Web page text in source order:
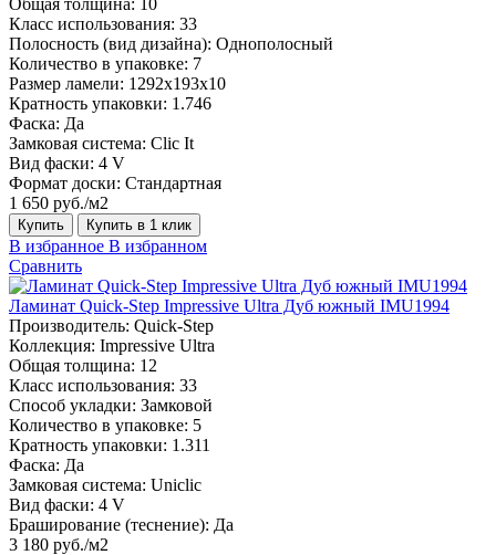
Класс использования: 33
Полосность (вид дизайна): Однополосный
Количество в упаковке: 7
Размер ламели: 1292х193х10
Кратность упаковки: 1.746
Фаска: Да
Замковая система: Clic It
Вид фаски: 4 V
Формат доски: Стандартная
1 650 руб./м2
Купить Купить в 1 клик
В избранное В избранном
Сравнить
Ламинат Quick-Step Impressive Ultra Дуб южный IMU1994
Производитель: Quick-Step
Коллекция: Impressive Ultra
Общая толщина: 12
Класс использования: 33
Способ укладки: Замковой
Количество в упаковке: 5
Кратность упаковки: 1.311
Фаска: Да
Замковая система: Uniclic
Вид фаски: 4 V
Браширование (теснение): Да
3 180 руб./м2